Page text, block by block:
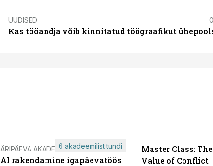
UUDISED
Kas tööandja võib kinnitatud töögraafikut
ÄRIPÄEVA AKADEEMIA
AI rakendamine igapäevatöös
6 akadeemilist tundi
Master Class:
Value of Conflict